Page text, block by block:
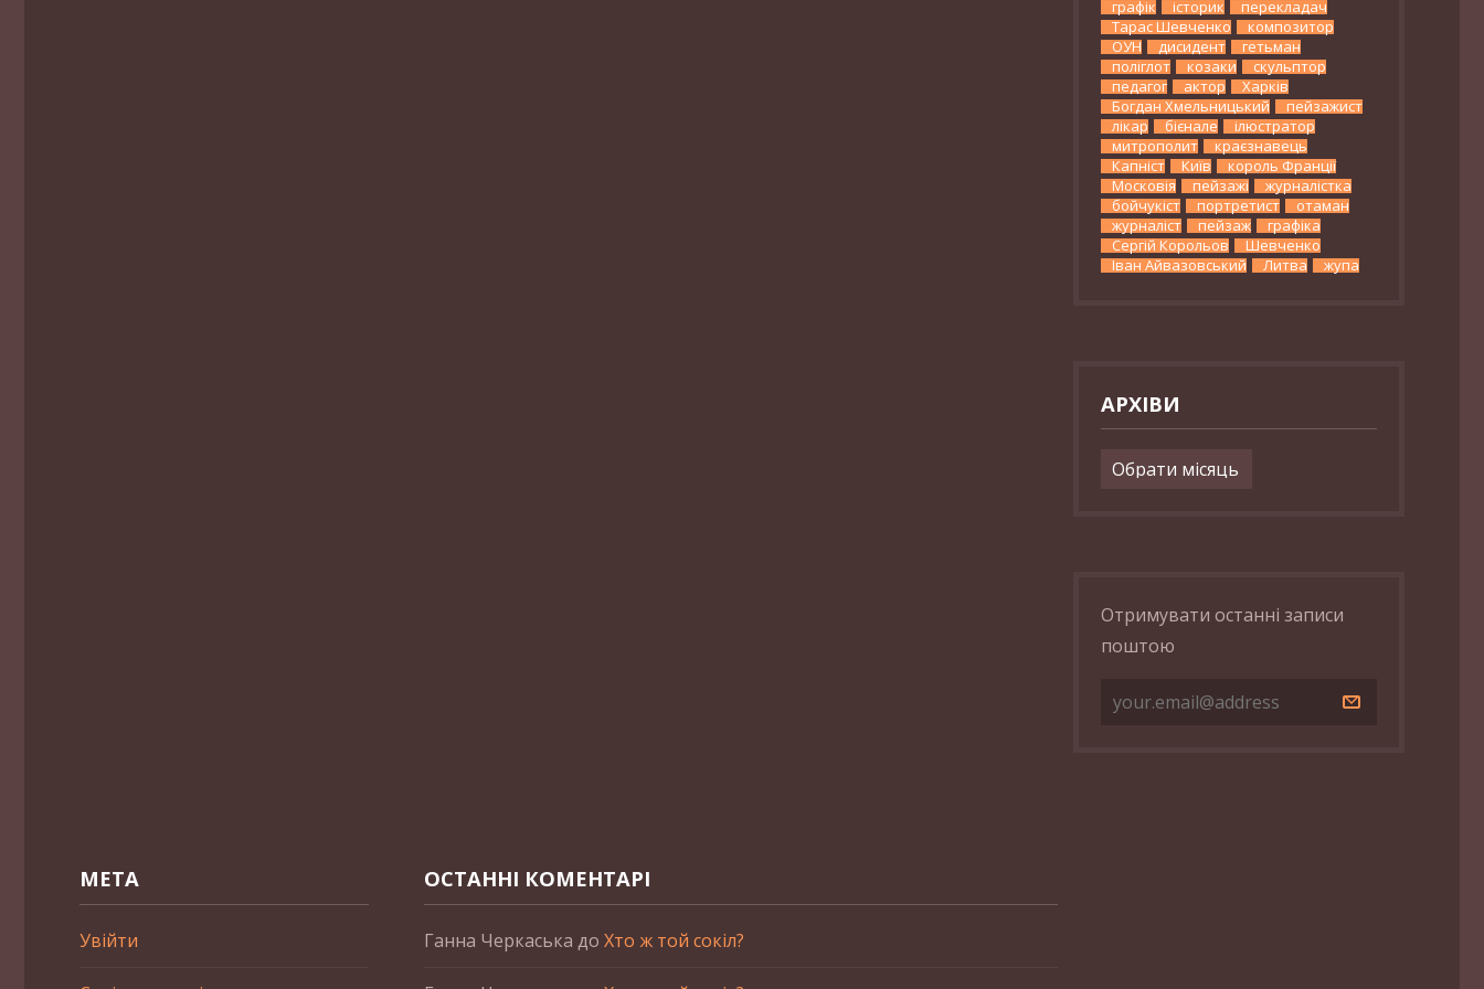
графік
історик
перекладач
Тарас Шевченко
композитор
ОУН
дисидент
гетьман
поліглот
козаки
скульптор
педагог
актор
Харків
Богдан Хмельницький
пейзажист
лікар
бієнале
ілюстратор
митрополит
краєзнавець
Капніст
Київ
король Франції
Московія
пейзажі
журналістка
бойчукіст
портретист
отаман
журналіст
пейзаж
графіка
Сергій Корольов
Шевченко
Іван Айвазовський
Литва жупа
АРХІВИ
Архіви
Отримувати останні записи
поштою
МЕТА
Увійти
ОСТАННІ КОМЕНТАРІ
Ганна Черкаська до Хто ж той сокіл?